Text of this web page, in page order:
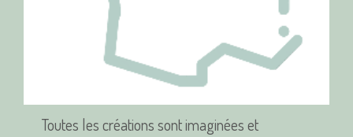
Toutes les créations sont imaginées et